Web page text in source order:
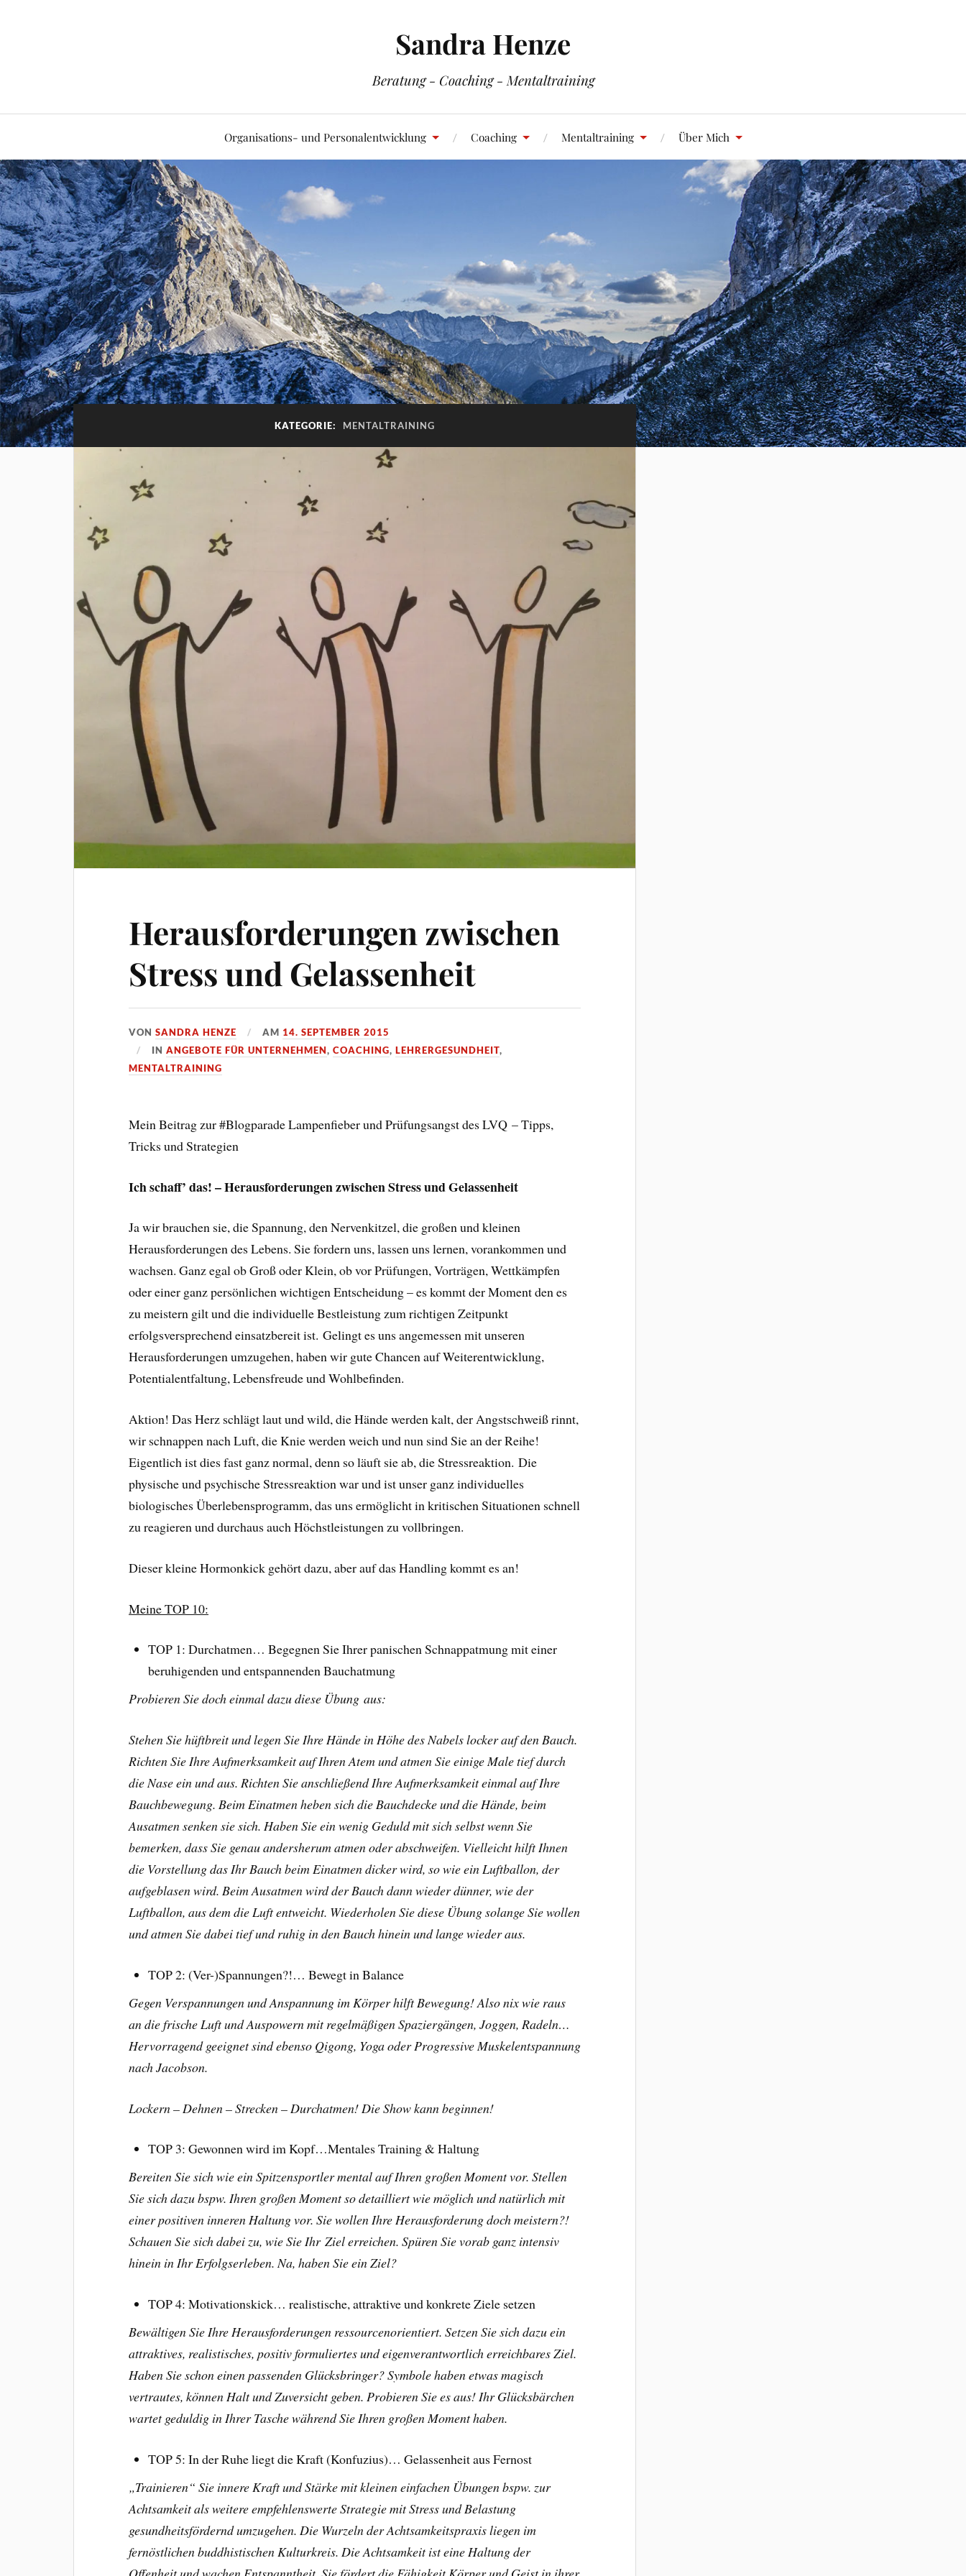
Sandra Henze
Beratung - Coaching - Mentaltraining
Organisations- und Personalentwicklung Coaching Mentaltraining Über Mich
KATEGORIE: MENTALTRAINING
Herausforderungen zwischen
Stress und Gelassenheit
VONSANDRA HENZE AM 14. SEPTEMBER 2015
INANGEBOTE FÜR UNTERNEHMEN,COACHING,LEHRERGESUNDHEIT,
MENTALTRAINING
Mein Beitrag zur #Blogparade Lampenfieber und Prüfungsangst des LVQ – Tipps,
Tricks und Strategien
Ich schaff’ das! – Herausforderungen zwischen Stress und Gelassenheit
Ja wir brauchen sie, die Spannung, den Nervenkitzel, die großen und kleinen
Herausforderungen des Lebens. Sie fordern uns, lassen uns lernen, vorankommen und
wachsen. Ganz egal ob Groß oder Klein, ob vor Prüfungen, Vorträgen, Wettkämpfen
oder einer ganz persönlichen wichtigen Entscheidung – es kommt der Moment den es
zu meistern gilt und die individuelle Bestleistung zum richtigen Zeitpunkt
erfolgsversprechend einsatzbereit ist. Gelingt es uns angemessen mit unseren
Herausforderungen umzugehen, haben wir gute Chancen auf Weiterentwicklung,
Potentialentfaltung, Lebensfreude und Wohlbefinden.
Aktion! Das Herz schlägt laut und wild, die Hände werden kalt, der Angstschweiß rinnt,
wir schnappen nach Luft, die Knie werden weich und nun sind Sie an der Reihe!
Eigentlich ist dies fast ganz normal, denn so läuft sie ab, die Stressreaktion. Die
physische und psychische Stressreaktion war und ist unser ganz individuelles
biologisches Überlebensprogramm, das uns ermöglicht in kritischen Situationen schnell
zu reagieren und durchaus auch Höchstleistungen zu vollbringen.
Dieser kleine Hormonkick gehört dazu, aber auf das Handling kommt es an!
Meine TOP 10:
TOP 1: Durchatmen… Begegnen Sie Ihrer panischen Schnappatmung mit einer
beruhigenden und entspannenden Bauchatmung
Probieren Sie doch einmal dazu diese Übung aus:
Stehen Sie hüftbreit und legen Sie Ihre Hände in Höhe des Nabels locker auf den Bauch.
Richten Sie Ihre Aufmerksamkeit auf Ihren Atem und atmen Sie einige Male tief durch
die Nase ein und aus. Richten Sie anschließend Ihre Aufmerksamkeit einmal auf Ihre
Bauchbewegung. Beim Einatmen heben sich die Bauchdecke und die Hände, beim
Ausatmen senken sie sich. Haben Sie ein wenig Geduld mit sich selbst wenn Sie
bemerken, dass Sie genau andersherum atmen oder abschweifen. Vielleicht hilft Ihnen
die Vorstellung das Ihr Bauch beim Einatmen dicker wird, so wie ein Luftballon, der
aufgeblasen wird. Beim Ausatmen wird der Bauch dann wieder dünner, wie der
Luftballon, aus dem die Luft entweicht. Wiederholen Sie diese Übung solange Sie wollen
und atmen Sie dabei tief und ruhig in den Bauch hinein und lange wieder aus.
TOP 2: (Ver-)Spannungen?!… Bewegt in Balance
Gegen Verspannungen und Anspannung im Körper hilft Bewegung! Also nix wie raus
an die frische Luft und Auspowern mit regelmäßigen Spaziergängen, Joggen, Radeln…
Hervorragend geeignet sind ebenso Qigong, Yoga oder Progressive Muskelentspannung
nach Jacobson.
Lockern – Dehnen – Strecken – Durchatmen! Die Show kann beginnen!
TOP 3: Gewonnen wird im Kopf…Mentales Training & Haltung
Bereiten Sie sich wie ein Spitzensportler mental auf Ihren großen Moment vor. Stellen
Sie sich dazu bspw. Ihren großen Moment so detailliert wie möglich und natürlich mit
einer positiven inneren Haltung vor. Sie wollen Ihre Herausforderung doch meistern?!
Schauen Sie sich dabei zu, wie Sie Ihr Ziel erreichen. Spüren Sie vorab ganz intensiv
hinein in Ihr Erfolgserleben. Na, haben Sie ein Ziel?
TOP 4: Motivationskick… realistische, attraktive und konkrete Ziele setzen
Bewältigen Sie Ihre Herausforderungen ressourcenorientiert. Setzen Sie sich dazu ein
attraktives, realistisches, positiv formuliertes und eigenverantwortlich erreichbares Ziel.
Haben Sie schon einen passenden Glücksbringer? Symbole haben etwas magisch
vertrautes, können Halt und Zuversicht geben. Probieren Sie es aus! Ihr Glücksbärchen
wartet geduldig in Ihrer Tasche während Sie Ihren großen Moment haben.
TOP 5: In der Ruhe liegt die Kraft (Konfuzius)… Gelassenheit aus Fernost
„Trainieren“ Sie innere Kraft und Stärke mit kleinen einfachen Übungen bspw. zur
Achtsamkeitals weitere empfehlenswerte Strategie mit Stress und Belastung
gesundheitsfördernd umzugehen. Die Wurzeln der Achtsamkeitspraxis liegen im
fernöstlichen buddhistischen Kulturkreis. Die Achtsamkeit ist eine Haltung der